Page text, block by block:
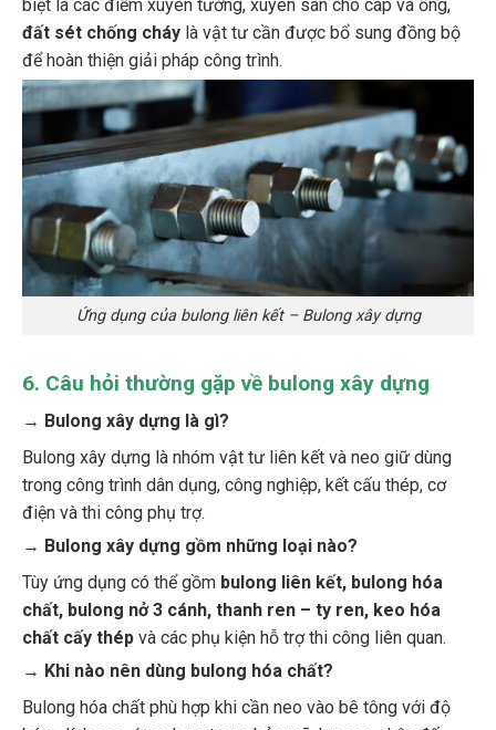
đất sét chống cháylà vật tư cần được bổ sung đồng bộ
để hoàn thiện giải pháp công trình.
Ứng dụng của bulong liên kết – Bulong xây dựng
trong công trình dân dụng, công nghiệp, kết cấu thép, cơ
điện và thi công phụ trợ.
→ Bulong xây dựng gồm những loại nào?
chất, bulong nở 3 cánh, thanh ren – ty ren, keo hóa
chất cấy thépvà các phụ kiện hỗ trợ thi công liên quan.
→ Khi nào nên dùng bulong hóa chất?
bám dính cao, ứng dụng trong bản mã, lan can, chân đế